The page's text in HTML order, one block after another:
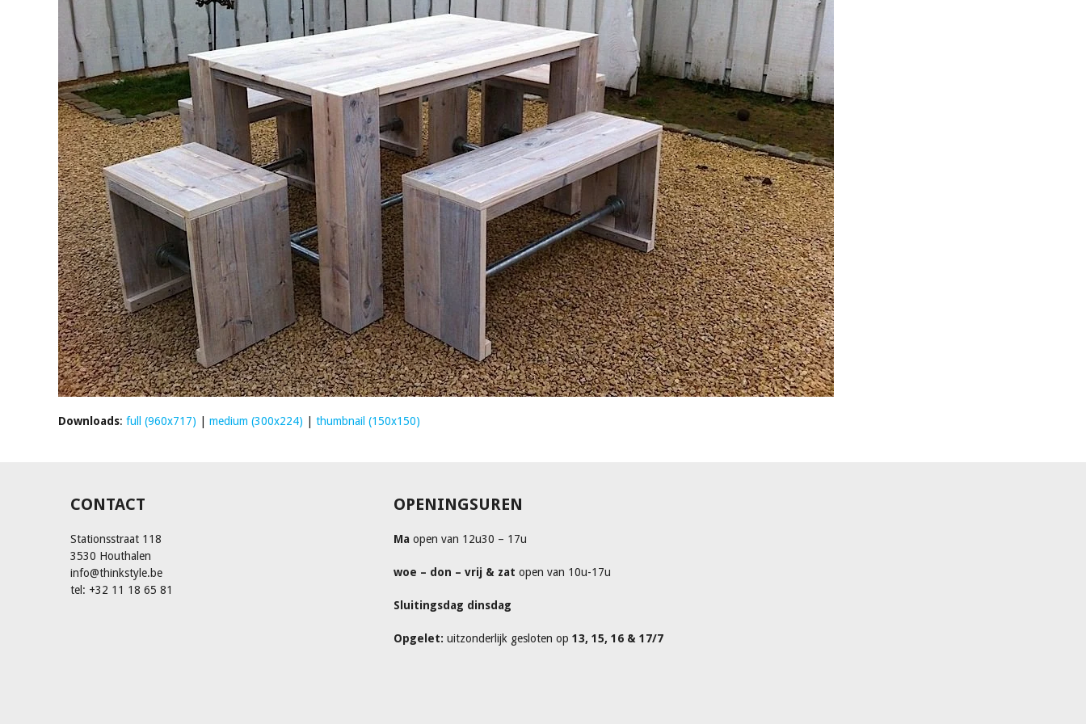
Downloads: full (960x717) medium (300x224) thumbnail (150x150)
CONTACT
Stationsstraat 118
3530 Houthalen
info@thinkstyle.be
tel: +32 11 18 65 81
OPENINGSUREN
Ma open van 12u30 – 17u
woe – don – vrij & zat open van 10u-17u
Sluitingsdag dinsdag
Opgelet: uitzonderlijk gesloten op 13, 15, 16 & 17/7